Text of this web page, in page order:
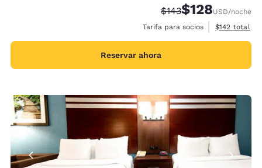
Precio tachado:
$143Precio con
$128USD/noche
Tarifa para socios
Ver detalles
$142 total
Reservar ahora